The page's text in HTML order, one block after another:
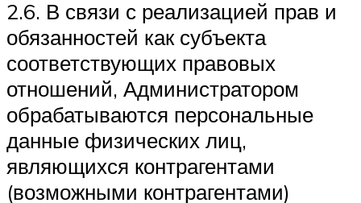
2.6. В связи с реализацией прав и
обязанностей как субъекта
соответствующих правовых
отношений, Администратором
обрабатываются персональные
данные физических лиц,
являющихся контрагентами
(возможными контрагентами)